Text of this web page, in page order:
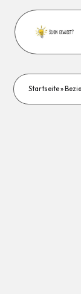
Startseite»